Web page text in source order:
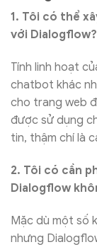
1. Tôi có thể
với Dialogflow?
Tính linh hoạt
chatbot khác
cho trang web
được sử dụng
tin, thậm chí là
2. Tôi có cần
Dialogflow
Mặc dù một số
nhưng